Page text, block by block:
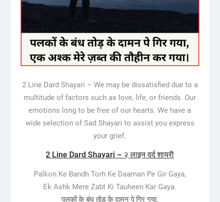
2 Line Dard Shayari – We may be dissatisfied due to a
multitude of factors such as love, life, or friends. Our
emotions long to be free of our hearts. We have a
wide selection of Sad Shayari to assist you express
your grief.
2 Line Dard Shayari – २ लाइन दर्द शायरी
Palkon Ke Bandh Torh Ke Daaman Pe Gir Gaya,
Ek Ashk Mere Zabt Ki Tauheen Kar Gaya.
पलकों के बंध तोड़ के दामन पे गिर गया,